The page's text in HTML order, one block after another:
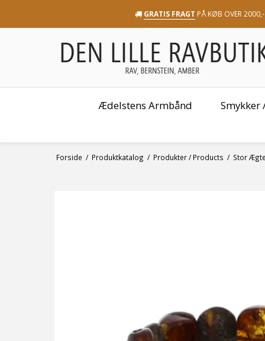
GRATIS FRAGT PÅ KØB OVER
Ædelstens Armbånd Smykker
Forside / Produktkatalog / Produkter / Products / Stor